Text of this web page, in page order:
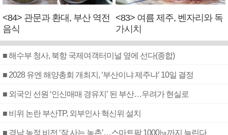
<84> 관문과 환대, 부산 역전
음식
<83> 여름 제주, 벤자리와 독
가시치
■ 해수부 청사, 북항 국제여객터미널 옆에 선다(종합)
■ 2028 유엔 해양총회 개최지, ‘부산이냐 제주냐’ 10일 결정
■ 외국인 선원 ‘인신매매 경유지’ 된 부산…우려가 현실로
■ 비위 논란 부산TP, 외부인사 혁신위 설치
■ 경남 농정 비전 ‘잘 사는 농촌’…스마트팜 1000㏊까지 늘린다